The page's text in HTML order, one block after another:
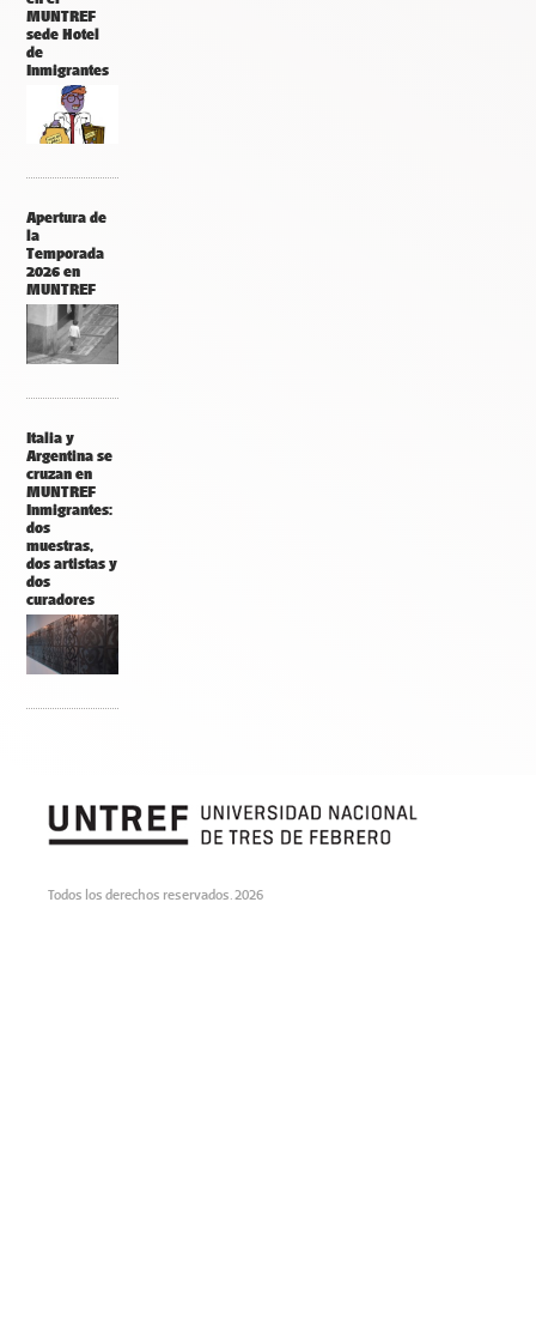
MUNTREF
sede Hotel
de
Inmigrantes
Apertura de
la
Temporada
2026 en
MUNTREF
Italia y
Argentina se
cruzan en
MUNTREF
Inmigrantes:
dos
muestras,
dos artistas y
dos
curadores
Todos los derechos reservados. 2026